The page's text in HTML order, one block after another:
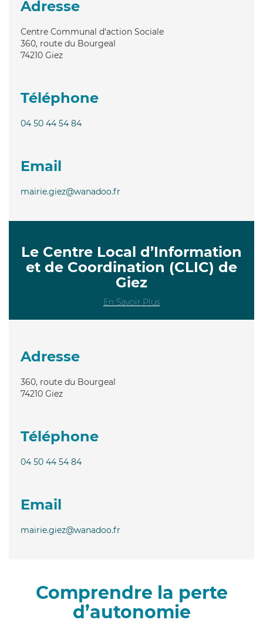
Adresse
Centre Communal d'action Sociale
360, route du Bourgeal
74210 Giez
Téléphone
04 50 44 54 84
Email
mairie.giez@wanadoo.fr
Le Centre Local d’Information
et de Coordination (CLIC) de
Giez
En Savoir Plus
Adresse
360, route du Bourgeal
74210 Giez
Téléphone
04 50 44 54 84
Email
mairie.giez@wanadoo.fr
Comprendre la perte
d’autonomie